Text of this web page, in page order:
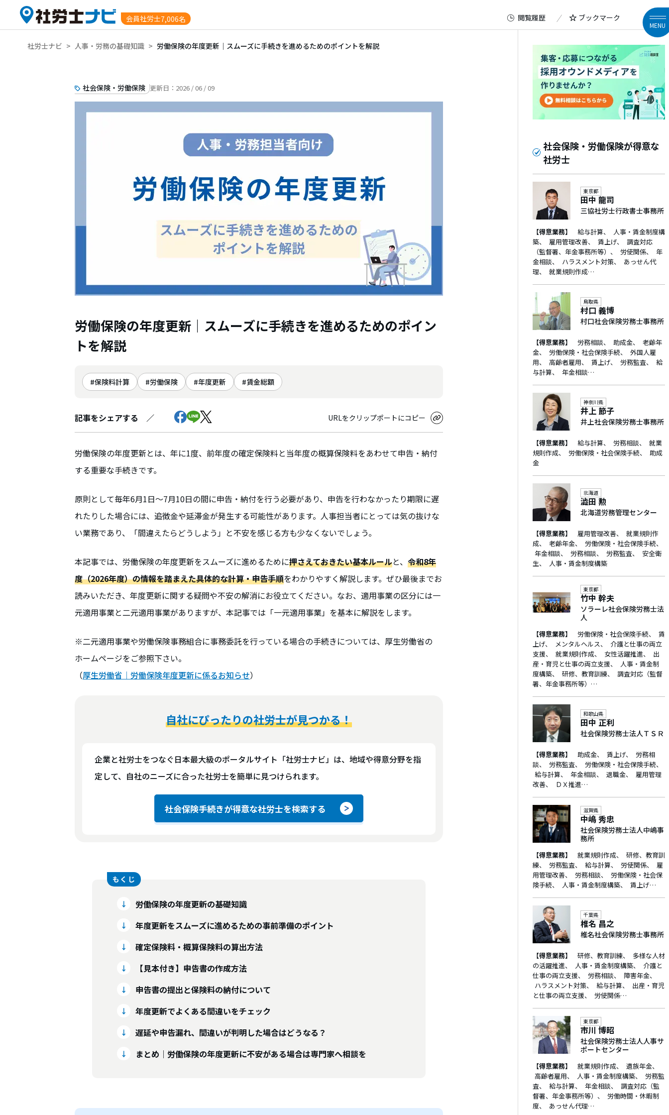
会員社労士7,006名 閲覧履歴 ブックマーク
MENU
社労士ナビ > 人事・労務の基礎知識 > 労働保険の年度更新｜スムーズに手続きを進めるためのポイントを解説
社会保険・労働保険 更新日： 2026 / 06 / 09
労働保険の年度更新｜スムーズに手続きを進めるためのポイン
トを解説
保険料計算 労働保険 年度更新 賃金総額
記事をシェアする ／ URLをクリップポートにコピー
労働保険の年度更新とは、年に1度、前年度の確定保険料と当年度の概算保険料をあわせて申告・納付
する重要な手続きです。
原則として毎年6月1日～7月10日の間に申告・納付を行う必要があり、申告を行わなかったり期限に遅
れたりした場合には、追徴金や延滞金が発生する可能性があります。人事担当者にとっては気の抜けな
い業務であり、「間違えたらどうしよう」と不安を感じる方も少なくないでしょう。
本記事では、労働保険の年度更新をスムーズに進めるために押さえておきたい基本ルールと、 令和8年
度（2026年度）の情報を踏まえた具体的な計算・申告手順をわかりやすく解説します。ぜひ最後までお
読みいただき、年度更新に関する疑問や不安の解消にお役立てください。なお、適用事業の区分には一
元適用事業と二元適用事業がありますが、本記事では「一元適用事業」を基本に解説をします。
※二元適用事業や労働保険事務組合に事務委託を行っている場合の手続きについては、厚生労働省の
ホームページをご参照下さい。
（厚生労働省｜労働保険年度更新に係るお知らせ）
自社にぴったりの社労士が見つかる！
企業と社労士をつなぐ日本最大級のポータルサイト「社労士ナビ」は、地域や得意分野を指
定して、自社のニーズに合った社労士を簡単に見つけられます。
社会保険手続きが得意な社労士を検索する
労働保険の年度更新の基礎知識
年度更新をスムーズに進めるための事前準備のポイント
確定保険料・概算保険料の算出方法
【見本付き】申告書の作成方法
申告書の提出と保険料の納付について
年度更新でよくある間違いをチェック
遅延や申告漏れ、間違いが判明した場合はどうなる？
まとめ｜労働保険の年度更新に不安がある場合は専門家へ相談を
社会保険・労働保険が得意な
社労士
田中 龍司
東京都
三協社労士行政書士事務所
【得意業務】 給与計算
人事・賃金制度構
築
雇用管理改善 賃上げ
調査対応
（監督署、年金事務所等）
労使関係
年
金相談
ハラスメント対策
あっせん代
理
就業規則作成…
村口 義博
鳥取県
村口社会保険労務士事務所
【得意業務】 労務相談 助成金
老齢年
金
労働保険・社会保険手続
外国人雇
用
高齢者雇用 賃上げ 労務監査
給
与計算
年金相談…
井上 節子
神奈川県
井上社会保険労務士事務所
【得意業務】 給与計算 労務相談
就業
規則作成
労働保険・社会保険手続
助成
金
澁田 勲
北海道
北海道労務管理センター
【得意業務】 雇用管理改善
就業規則作
成
老齢年金
労働保険・社会保険手続
年金相談
労務相談 労務監査
安全衛
生
人事・賃金制度構築
竹中 幹夫
東京都
ソラーレ社会保険労務士法
人
【得意業務】 労働保険・社会保険手続
賃
上げ
メンタルヘルス
介護と仕事の両立
支援
就業規則作成 女性活躍推進
出
産・育児と仕事の両立支援
人事・賃金制
度構築
研修、教育訓練
調査対応（監督
署、年金事務所等）…
田中 正利
和歌山県
社会保険労務士法人ＴＳＲ
【得意業務】 助成金 賃上げ
労務相
談
労務監査
労働保険・社会保険手続
給与計算
年金相談 退職金
雇用管理
改善
ＤＸ推進…
中嶋 秀忠
滋賀県
社会保険労務士法人中嶋事
務所
【得意業務】 就業規則作成
研修、教育訓
練
労務監査 給与計算 労使関係
雇
用管理改善
労務相談
労働保険・社会保
険手続
人事・賃金制度構築 賃上げ…
椎名 昌之
千葉県
椎名社会保険労務士事務所
【得意業務】 研修、教育訓練
多様な人材
の活躍推進
人事・賃金制度構築
介護と
仕事の両立支援
労務相談
障害年金
ハラスメント対策
給与計算
出産・育児
と仕事の両立支援
労使関係…
市川 博昭
東京都
社会保険労務士法人人事サ
ポートセンター
【得意業務】 就業規則作成
遺族年金
高齢者雇用
人事・賃金制度構築
労務監
査
給与計算 年金相談
調査対応（監
督署、年金事務所等）
労働時間・休暇制
度
あっせん代理…